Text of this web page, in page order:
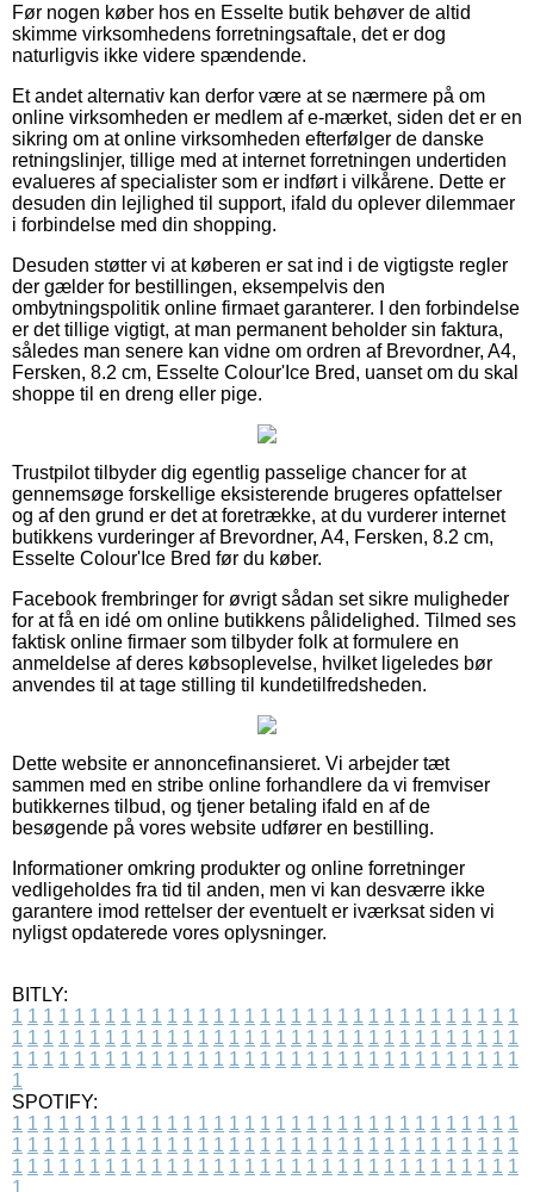
Før nogen køber hos en Esselte butik behøver de altid
skimme virksomhedens forretningsaftale, det er dog
naturligvis ikke videre spændende.
Et andet alternativ kan derfor være at se nærmere på om
online virksomheden er medlem af e-mærket, siden det er en
sikring om at online virksomheden efterfølger de danske
retningslinjer, tillige med at internet forretningen undertiden
evalueres af specialister som er indført i vilkårene. Dette er
desuden din lejlighed til support, ifald du oplever dilemmaer
i forbindelse med din shopping.
Desuden støtter vi at køberen er sat ind i de vigtigste regler
der gælder for bestillingen, eksempelvis den
ombytningspolitik online firmaet garanterer. I den forbindelse
er det tillige vigtigt, at man permanent beholder sin faktura,
således man senere kan vidne om ordren af Brevordner, A4,
Fersken, 8.2 cm, Esselte Colour'Ice Bred, uanset om du skal
shoppe til en dreng eller pige.
Trustpilot tilbyder dig egentlig passelige chancer for at
gennemsøge forskellige eksisterende brugeres opfattelser
og af den grund er det at foretrække, at du vurderer internet
butikkens vurderinger af Brevordner, A4, Fersken, 8.2 cm,
Esselte Colour'Ice Bred før du køber.
Facebook frembringer for øvrigt sådan set sikre muligheder
for at få en idé om online butikkens pålidelighed. Tilmed ses
faktisk online firmaer som tilbyder folk at formulere en
anmeldelse af deres købsoplevelse, hvilket ligeledes bør
anvendes til at tage stilling til kundetilfredsheden.
Dette website er annoncefinansieret. Vi arbejder tæt
sammen med en stribe online forhandlere da vi fremviser
butikkernes tilbud, og tjener betaling ifald en af de
besøgende på vores website udfører en bestilling.
Informationer omkring produkter og online forretninger
vedligeholdes fra tid til anden, men vi kan desværre ikke
garantere imod rettelser der eventuelt er iværksat siden vi
nyligst opdaterede vores oplysninger.
BITLY:
1 1 1 1 1 1 1 1 1 1 1 1 1 1 1 1 1 1 1 1 1 1 1 1 1 1 1 1 1 1 1 1 1
1 1 1 1 1 1 1 1 1 1 1 1 1 1 1 1 1 1 1 1 1 1 1 1 1 1 1 1 1 1 1 1 1
1 1 1 1 1 1 1 1 1 1 1 1 1 1 1 1 1 1 1 1 1 1 1 1 1 1 1 1 1 1 1 1 1
1
SPOTIFY:
1 1 1 1 1 1 1 1 1 1 1 1 1 1 1 1 1 1 1 1 1 1 1 1 1 1 1 1 1 1 1 1 1
1 1 1 1 1 1 1 1 1 1 1 1 1 1 1 1 1 1 1 1 1 1 1 1 1 1 1 1 1 1 1 1 1
1 1 1 1 1 1 1 1 1 1 1 1 1 1 1 1 1 1 1 1 1 1 1 1 1 1 1 1 1 1 1 1 1
1